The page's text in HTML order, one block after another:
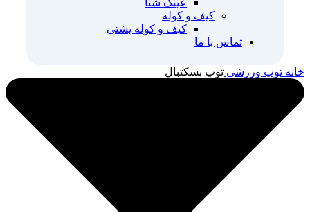
عینک شنا
کیف و کوله
کیف و کوله پشتی
تماس با ما
خانه توپ ورزشی توپ بسکتبال